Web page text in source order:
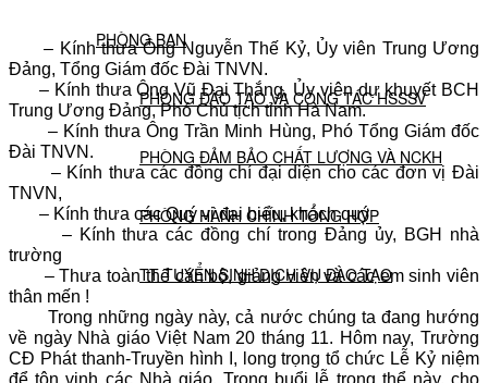
PHÒNG BAN
PHÒNG ĐÀO TẠO VÀ CÔNG TÁC HSSSV
PHÒNG ĐẢM BẢO CHẤT LƯỢNG VÀ NCKH
PHÒNG HÀNH CHÍNH TỔNG HỢP
TT TUYỂN SINH DỊCH VỤ ĐÀO TẠO
NGHIÊN CỨU KHOA HỌC
– Kính thưa Ông Nguyễn Thế Kỷ, Ủy viên Trung Ương
Đảng, Tổng Giám đốc Đài TNVN.
– Kính thưa Ông Vũ Đại Thắng, Ủy viên dự khuyết BCH
Trung Ương Đảng, Phó Chủ tịch tỉnh Hà Nam.
– Kính thưa Ông Trần Minh Hùng, Phó Tổng Giám đốc
Đài TNVN.
– Kính thưa các đồng chí đại diện cho các đơn vị Đài
TNVN,
– Kính thưa các Quý vị đại biểu, khách quý
– Kính thưa các đồng chí trong Đảng ủy, BGH nhà
trường
– Thưa toàn thể cán bộ, giảng viên và các em sinh viên
thân mến !
Trong những ngày này, cả nước chúng ta đang hướng
về ngày Nhà giáo Việt Nam 20 tháng 11. Hôm nay, Trường
CĐ Phát thanh-Truyền hình I, long trọng tổ chức Lễ Kỷ niệm
để tôn vinh các Nhà giáo. Trong buổi lễ trọng thể này, cho